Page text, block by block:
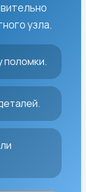
узла.
поломки.